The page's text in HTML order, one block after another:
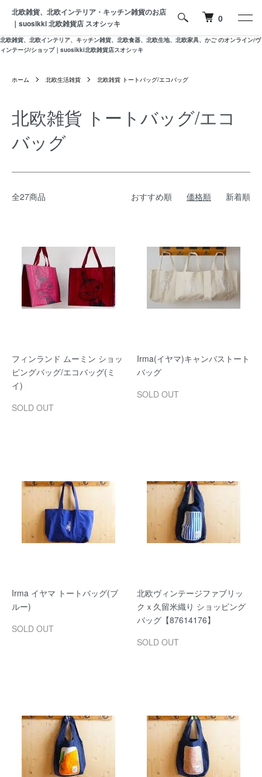
北欧雑貨、北欧インテリア、キッチン雑貨、北欧食器、北欧生地、北欧家具、かご のオンライン/ヴ
ィンテージ/ショップ｜suosikki北欧雑貨店スオシッキ
北欧雑貨、北欧インテリア・キッチン雑貨のお店
｜suosikki 北欧雑貨店 スオシッキ
0
ホーム 北欧生活雑貨 北欧雑貨 トートバッグ/エコバッグ
北欧雑貨 トートバッグ/エコ
バッグ
全27商品 おすすめ順 価格順 新着順
フィンランド ムーミン ショッ
ピングバッグ/エコバッグ(ミ
イ)
SOLD OUT
Irma(イヤマ)キャンバストート
バッグ
SOLD OUT
Irma イヤマ トートバッグ(ブ
ルー)
SOLD OUT
北欧ヴィンテージファブリッ
クｘ久留米織り ショッピング
バッグ【87614176】
SOLD OUT